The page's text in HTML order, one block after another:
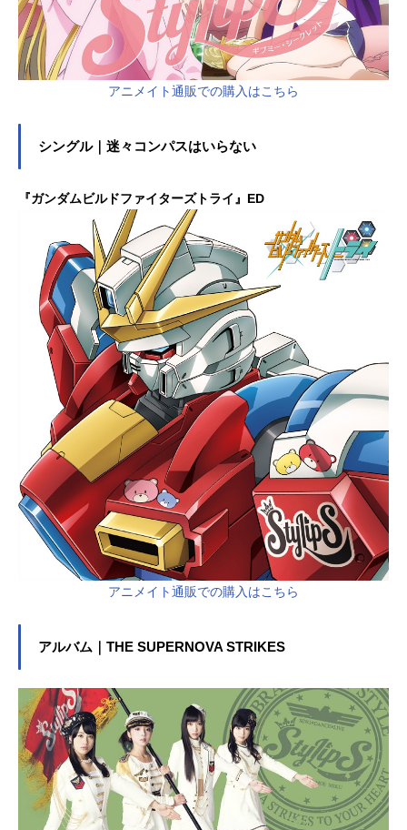
アニメイト通販での購入はこちら
シングル｜迷々コンパスはいらない
『ガンダムビルドファイターズトライ』ED
アニメイト通販での購入はこちら
アルバム｜THE SUPERNOVA STRIKES